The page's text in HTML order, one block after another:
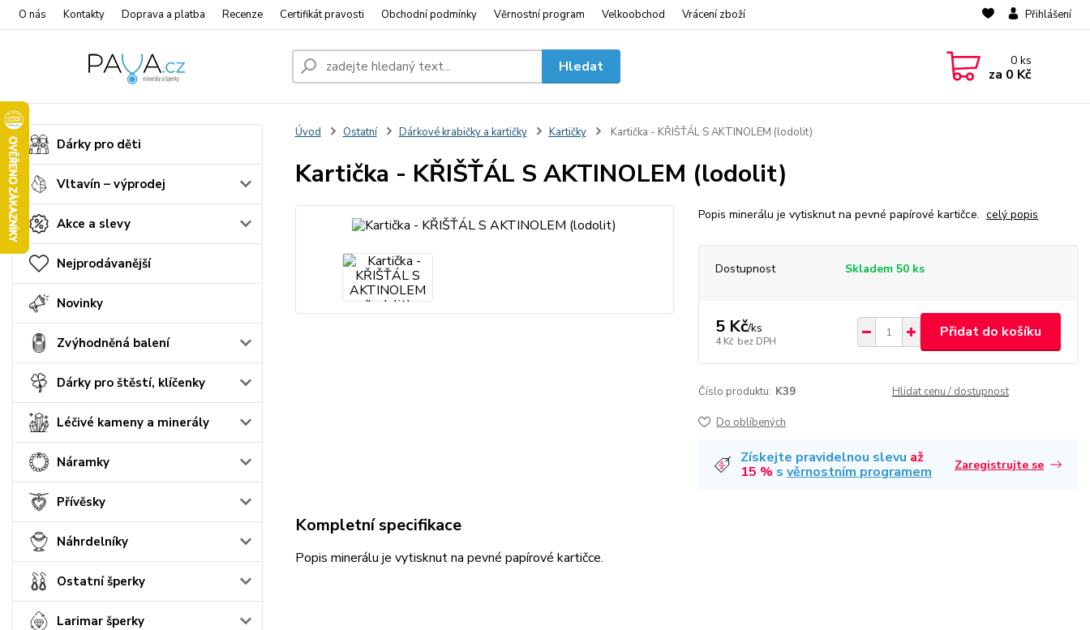
O nás Kontakty Doprava a platba Recenze Certifikát pravosti Obchodní podmínky Věrnostní program Velkoobchod Vrácení zboží Přihlášení
Hledat 0 ks
za 0 Kč
Dárky pro děti
Vltavín – výprodej
Akce a slevy
Nejprodávanější
Novinky
Zvýhodněná balení
Dárky pro štěstí, klíčenky
Léčivé kameny a minerály
Náramky
Přívěsky
Náhrdelníky
Ostatní šperky
Larimar šperky
Úvod Ostatní Dárkové krabičky a kartičky Kartičky Kartička - KŘIŠŤÁL S AKTINOLEM (lodolit)
Kartička - KŘIŠŤÁL S AKTINOLEM (lodolit)
Popis minerálu je vytisknut na pevné papírové kartičce.celý popis
Dostupnost Skladem 50 ks
5 Kč/ks
4 Kč bez DPH
Přidat do košíku
Číslo produktu: K39 Hlídat cenu / dostupnost
Do oblíbených
Získejte pravidelnou slevu až
15 % svěrnostním programem Zaregistrujte se
Kompletní specifikace
Popis minerálu je vytisknut na pevné papírové kartičce.